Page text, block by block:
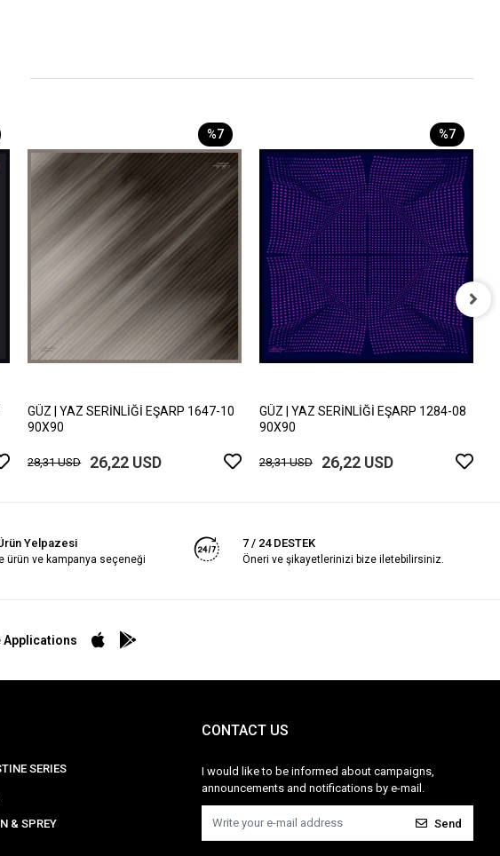
%7
GÜZ | YAZ SERİNLİĞİ EŞARP 1647-10
90X90
28,31 USD 26,22 USD
%7
GÜZ | YAZ SERİNLİĞİ EŞARP 1284-08
90X90
28,31 USD 26,22 USD
Yelpazesi
ürün ve kampanya seçeneği
7 / 24 DESTEK
Öneri ve şikayetlerinizi bize iletebilirsiniz.
Applications
SERIES
& SPREY
CONTACT US
I would like to be informed about campaigns,
announcements and notifications by e-mail.
Send